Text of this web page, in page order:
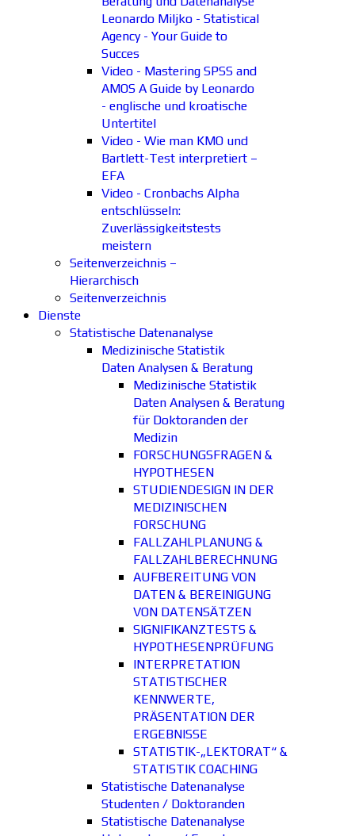
Leonardo Miljko - Statistical
Agency - Your Guide to
Succes
Video - Mastering SPSS and
AMOS A Guide by Leonardo
- englische und kroatische
Untertitel
Video - Wie man KMO und
Bartlett-Test interpretiert –
EFA
Video - Cronbachs Alpha
entschlüsseln:
Zuverlässigkeitstests
meistern
Seitenverzeichnis –
Hierarchisch
Seitenverzeichnis
Dienste
Statistische Datenanalyse
Medizinische Statistik
Daten Analysen & Beratung
Medizinische Statistik
Daten Analysen & Beratung
für Doktoranden der
Medizin
FORSCHUNGSFRAGEN &
HYPOTHESEN
STUDIENDESIGN IN DER
MEDIZINISCHEN
FORSCHUNG
FALLZAHLPLANUNG &
FALLZAHLBERECHNUNG
AUFBEREITUNG VON
DATEN & BEREINIGUNG
VON DATENSÄTZEN
SIGNIFIKANZTESTS &
HYPOTHESENPRÜFUNG
INTERPRETATION
STATISTISCHER
KENNWERTE,
PRÄSENTATION DER
ERGEBNISSE
STATISTIK-„LEKTORAT“ &
STATISTIK COACHING
Statistische Datenanalyse
Studenten / Doktoranden
Statistische Datenanalyse